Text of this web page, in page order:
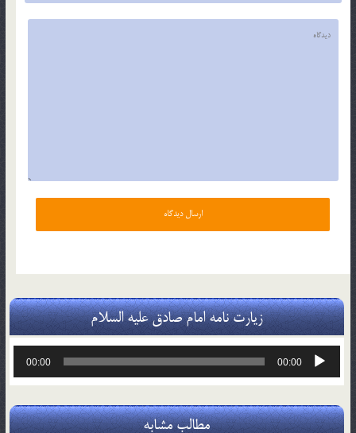
زیارت نامه امام صادق علیه السلام
پخش‌کننده
00:00
00:00
مطالب مشابه